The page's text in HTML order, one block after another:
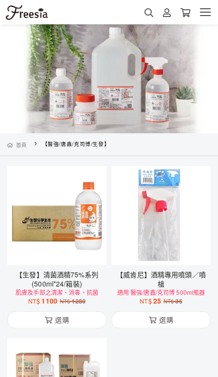
首頁 【醫強/唐鑫/克司博/生發】
【生發】清菌酒精75%系列
(500ml*24/箱裝)
肌膚及手部之清潔、消毒、抗菌
NT$ 1100 NT$1280
選購
【威肯尼】酒精專用噴頭／噴
槍
適用 醫強/唐鑫/克司博 500ml瓶器
NT$25 NT$35
選購